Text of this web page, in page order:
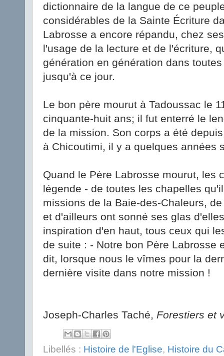
dictionnaire de la langue de ce
considérables de la Sainte Écriture
Labrosse a encore répandu, chez
l'usage de la lecture et de l'écriture,
génération en génération dans
jusqu'à ce jour.
Le bon père mourut à Tadoussac le
cinquante-huit ans; il fut enterré le
de la mission. Son corps a été
à Chicoutimi, il y a quelques années
Quand le Père Labrosse mourut, les
légende - de toutes les chapelles
missions de la Baie-des-Chaleurs,
et d'ailleurs ont sonné ses glas
inspiration d'en haut, tous ceux qui
de suite : - Notre bon Père Labrosse
dit, lorsque nous le vîmes pour la
dernière visite dans notre mission !
Joseph-Charles Taché, Forestiers et
Libellés : Histoire de l'Eglise, Histoire du